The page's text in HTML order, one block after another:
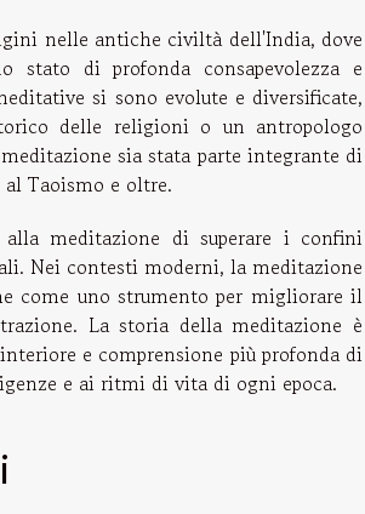
nelle antiche civiltà dell'India, dove
stato di profonda consapevolezza e
si sono evolute e diversificate,
delle religioni o un antropologo
sia stata parte integrante di
Taoismo e oltre.
meditazione di superare i confini
Nei contesti moderni, la meditazione
come uno strumento per migliorare il
La storia della meditazione è
e comprensione più profonda di
e ai ritmi di vita di ogni epoca.